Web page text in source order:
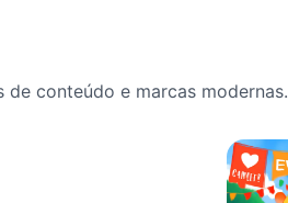
conteúdo e marcas modernas.